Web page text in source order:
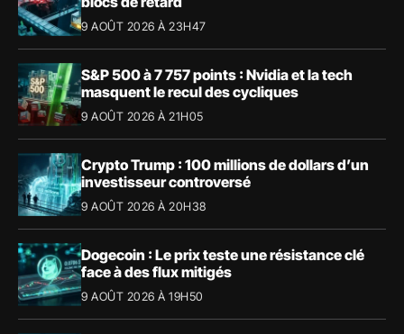
9 AOÛT 2026 À 23H47
S&P 500 à 7 757 points : Nvidia et la tech
masquent le recul des cycliques
9 AOÛT 2026 À 21H05
Crypto Trump : 100 millions de dollars d’un
investisseur controversé
9 AOÛT 2026 À 20H38
Dogecoin : Le prix teste une résistance clé
face à des flux mitigés
9 AOÛT 2026 À 19H50